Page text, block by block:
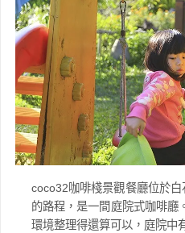
coco32咖啡棧景觀餐廳位於
的路程，是一間庭院式咖啡廳
環境整理得還算可以，庭院中